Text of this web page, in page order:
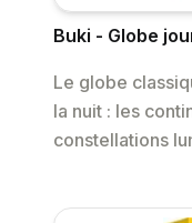
Buki - Globe
Le globe
la nuit : les
constellations